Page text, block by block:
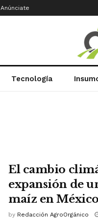
Anúnciate
Tecnología
El cambio
expansión de
maíz en México
by Redacción AgroOrgánico